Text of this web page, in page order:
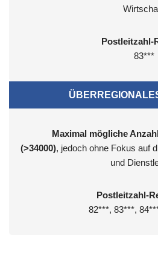
Postleitzahl-
83***
Maximal mögliche
(>34000), jedoch ohne Fokus auf
und
Postleitzahl-
82***, 83***,